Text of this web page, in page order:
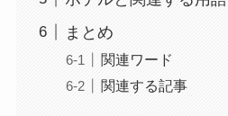
まとめ
関連ワード
関連する記事